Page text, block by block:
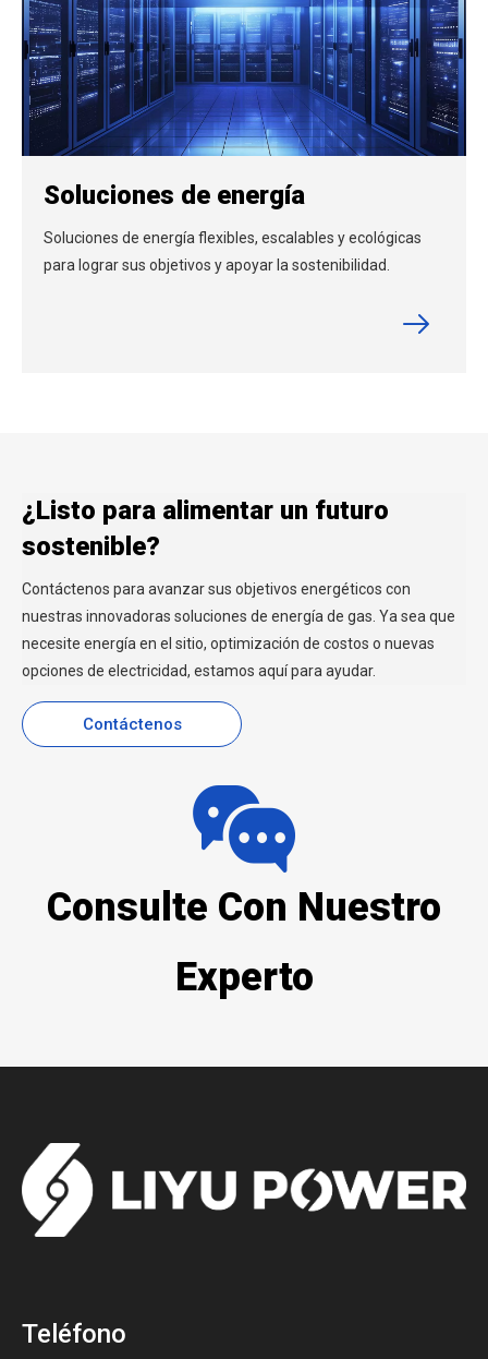
Soluciones de energía
Soluciones de energía flexibles, escalables y ecológicas
para lograr sus objetivos y apoyar la sostenibilidad.
¿Listo para alimentar un futuro
sostenible?
Contáctenos para avanzar sus objetivos energéticos con
nuestras innovadoras soluciones de energía de gas. Ya sea que
necesite energía en el sitio, optimización de costos o nuevas
opciones de electricidad, estamos aquí para ayudar.
Contáctenos
Consulte Con Nuestro
Experto
Teléfono